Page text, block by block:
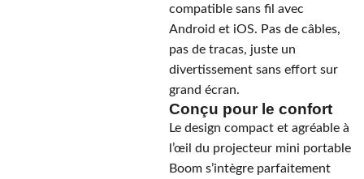
compatible sans fil avec
Android et iOS. Pas de câbles,
pas de tracas, juste un
divertissement sans effort sur
grand écran.
Conçu pour le confort
Le design compact et agréable à
l’œil du projecteur mini portable
Boom s’intègre parfaitement